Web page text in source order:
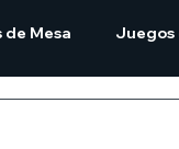
Mesa Juegos